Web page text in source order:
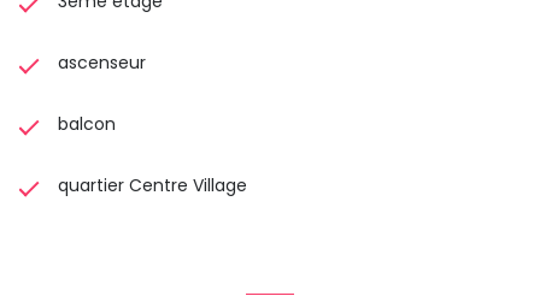
ascenseur
balcon
quartier Centre Village